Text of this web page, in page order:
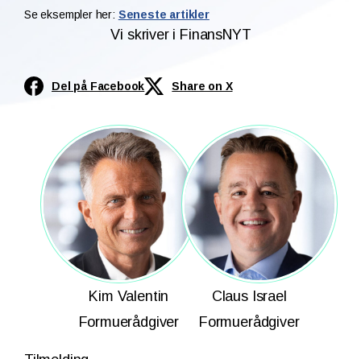
Se eksempler her: Seneste artikler
Vi skriver i FinansNYT
Del på Facebook Share on X
Kim Valentin
Formuerådgiver
Claus Israel
Formuerådgiver